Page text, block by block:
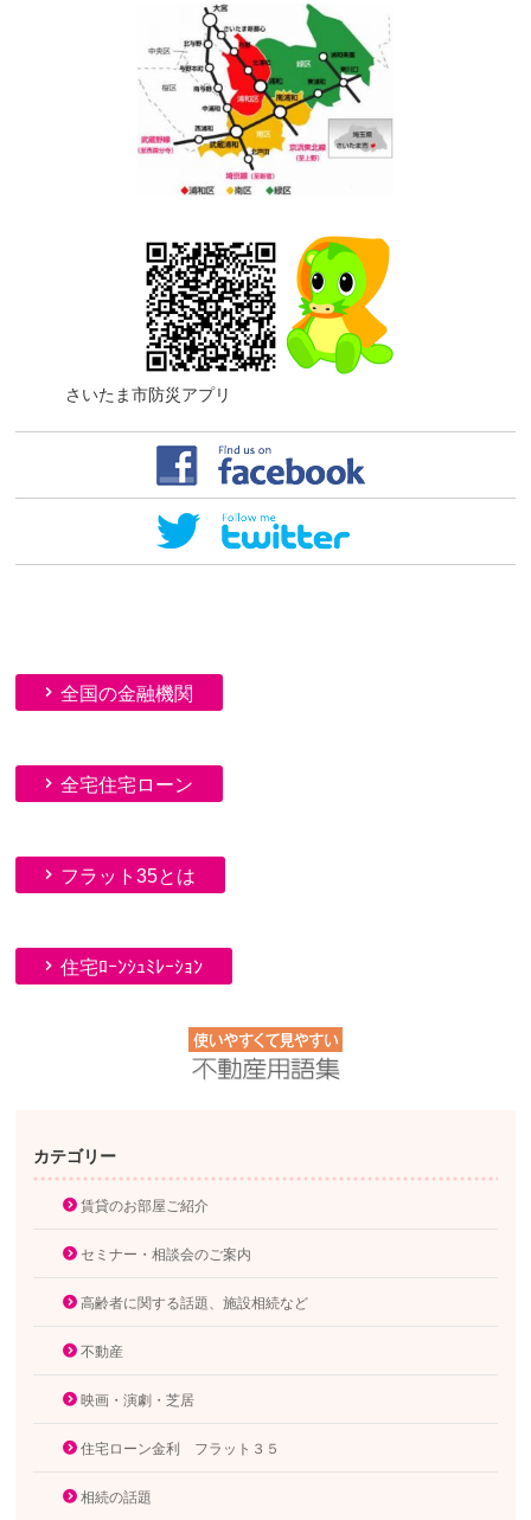
さいたま市防災アプリ
全国の金融機関
全宅住宅ローン
フラット35とは
住宅ﾛｰﾝｼｭﾐﾚｰｼｮﾝ
カテゴリー
賃貸のお部屋ご紹介
セミナー・相談会のご案内
高齢者に関する話題、施設相続など
不動産
映画・演劇・芝居
住宅ローン金利 フラット３５
相続の話題